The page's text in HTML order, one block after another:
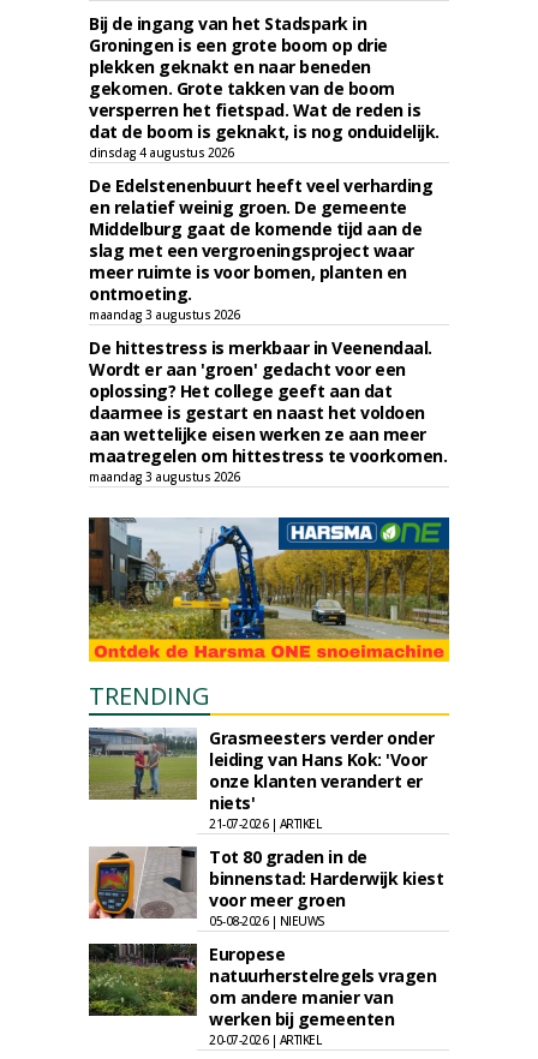
Bij de ingang van het Stadspark in
Groningen is een grote boom op drie
plekken geknakt en naar beneden
gekomen. Grote takken van de boom
versperren het fietspad. Wat de reden is
dat de boom is geknakt, is nog onduidelijk.
dinsdag 4 augustus 2026
De Edelstenenbuurt heeft veel verharding
en relatief weinig groen. De gemeente
Middelburg gaat de komende tijd aan de
slag met een vergroeningsproject waar
meer ruimte is voor bomen, planten en
ontmoeting.
maandag 3 augustus 2026
De hittestress is merkbaar in Veenendaal.
Wordt er aan 'groen' gedacht voor een
oplossing? Het college geeft aan dat
daarmee is gestart en naast het voldoen
aan wettelijke eisen werken ze aan meer
maatregelen om hittestress te voorkomen.
maandag 3 augustus 2026
TRENDING
Grasmeesters verder onder
leiding van Hans Kok: 'Voor
onze klanten verandert er
niets'
21-07-2026 | ARTIKEL
Tot 80 graden in de
binnenstad: Harderwijk kiest
voor meer groen
05-08-2026 | NIEUWS
Europese
natuurherstelregels vragen
om andere manier van
werken bij gemeenten
20-07-2026 | ARTIKEL